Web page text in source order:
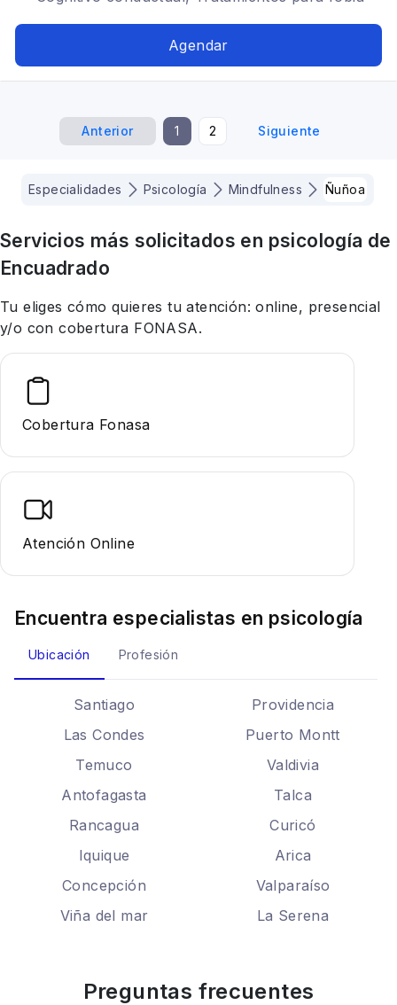
Agendar
Anterior 1 2 Siguiente
Especialidades Psicología Mindfulness Ñuñoa
Servicios más solicitados en psicología de
Encuadrado
Tu eliges cómo quieres tu atención: online, presencial
y/o con cobertura FONASA.
Cobertura Fonasa
Atención Online
Encuentra especialistas en psicología
Ubicación Profesión
Santiago
Providencia
Las Condes
Puerto Montt
Temuco
Valdivia
Antofagasta
Talca
Rancagua
Curicó
Iquique
Arica
Concepción
Valparaíso
Viña del mar
La Serena
Preguntas frecuentes